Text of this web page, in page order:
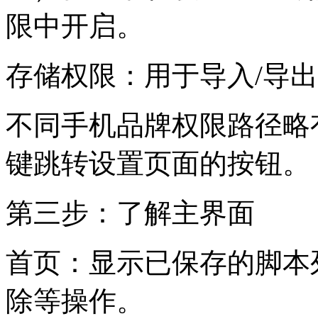
限中开启。
存储权限：用于导入/导
不同手机品牌权限路径
键跳转设置页面的按钮。
第三步：了解主界面
首页：显示已保存的脚
除等操作。